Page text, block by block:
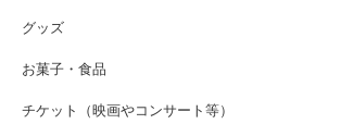
グッズ
お菓子・食品
チケット（映画やコンサート等）